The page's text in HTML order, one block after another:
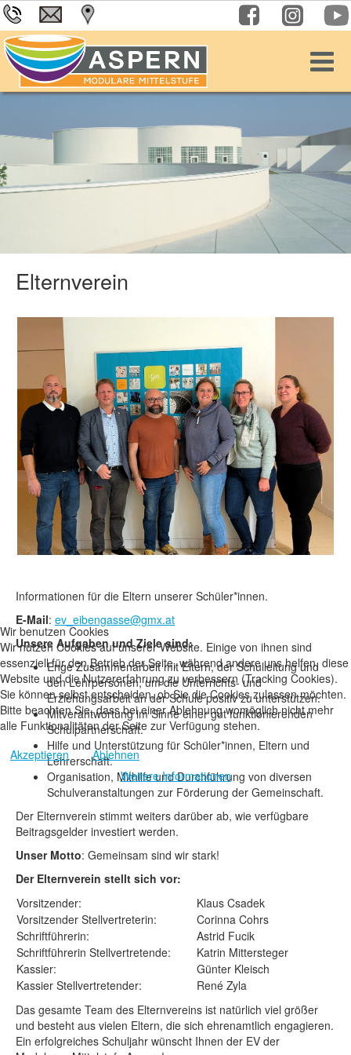
Elternverein
Informationen für die Eltern unserer Schüler*innen.
E-Mail: ev_eibengasse@gmx.at
Unsere Aufgaben und Ziele sind:
Enge Zusammenarbeit mit Eltern, der Schulleitung und
den Lehrpersonen, um die Unterrichts- und
Erziehungsarbeit an der Schule positiv zu unterstützen.
Mitverantwortung im Sinne einer gut funktionierenden
Schulpartnerschaft.
Hilfe und Unterstützung für Schüler*innen, Eltern und
Lehrerschaft.
Organisation, Mithilfe und Durchführung von diversen
Schulveranstaltungen zur Förderung der Gemeinschaft.
Der Elternverein stimmt weiters darüber ab, wie verfügbare
Beitragsgelder investiert werden.
Unser Motto: Gemeinsam sind wir stark!
Der Elternverein stellt sich vor:
Vorsitzender:
Klaus Csadek
Vorsitzender Stellvertreterin:
Corinna Cohrs
Schriftführerin:
Astrid Fucik
Schriftführerin Stellvertretende:
Katrin Mittersteger
Kassier:
Günter Kleisch
Kassier Stellvertretender:
René Zyla
Das gesamte Team des Elternvereins ist natürlich viel größer
und besteht aus vielen Eltern, die sich ehrenamtlich engagieren.
Ein erfolgreiches Schuljahr wünscht Ihnen der EV der
Wir benutzen Cookies
Wir nutzen Cookies auf unserer Website. Einige von ihnen sind
essenziell für den Betrieb der Seite, während andere uns helfen, diese
Website und die Nutzererfahrung zu verbessern (Tracking Cookies).
Sie können selbst entscheiden, ob Sie die Cookies zulassen möchten.
Bitte beachten Sie, dass bei einer Ablehnung womöglich nicht mehr
alle Funktionalitäten der Seite zur Verfügung stehen.
Akzeptieren
Ablehnen
Weitere Informationen